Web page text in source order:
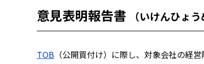
意見表明報告書 （いけんひょ
TOB （公開買付け）に際し、対象会社の経